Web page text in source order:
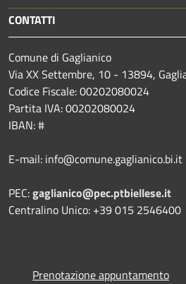
CONTATTI
Comune di Gaglianico
Via XX Settembre, 10 - 13894,
Codice Fiscale: 00202080024
Partita IVA: 00202080024
IBAN: #
E-mail: info@comune.gaglianico.bi.it
PEC:gaglianico@pec.ptbiellese.it
Centralino Unico: +39 015 2546400
Prenotazione appuntamento